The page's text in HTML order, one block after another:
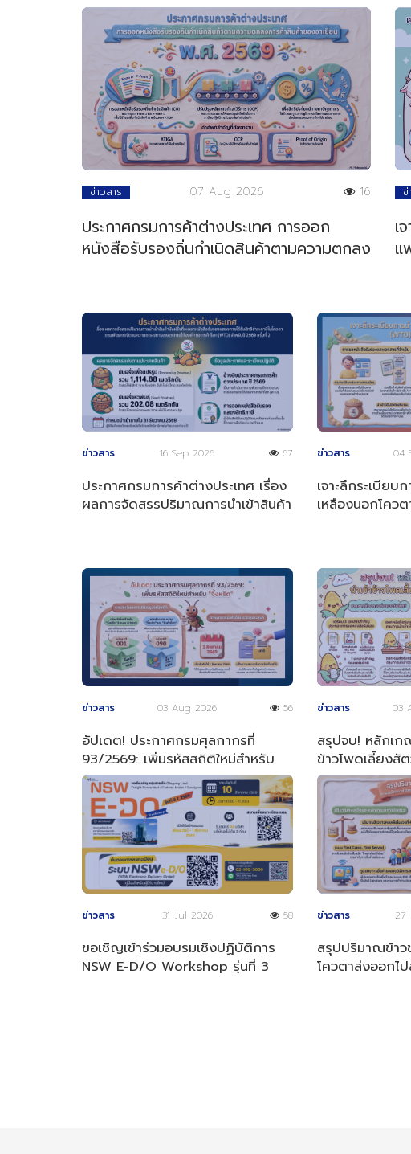
ข่าวสาร 07 Aug 2026 16
ประกาศกรมการค้าต่างประเทศ การออก
หนังสือรับรองถิ่นกำเนิดสินค้าตามความตกลง
เ
แ
ข่าวสาร 16 Sep 2026 67
ประกาศกรมการค้าต่างประเทศ เรื่อง
ผลการจัดสรรปริมาณการนำเข้าสินค้า
ข่าวสาร 04
เจาะลึกระเบียบ
เหลืองนอกโคว
ข่าวสาร 03 Aug 2026 56
อัปเดต! ประกาศกรมศุลกากรที่
93/2569: เพิ่มรหัสสถิติใหม่สำหรับ
"จิ้งหรีด"
ข่าวสาร 03
สรุปจบ! หลักเก
ข้าวโพดเลี้ยงสั
ง่าย
ข่าวสาร 31 Jul 2026 58
ขอเชิญเข้าร่วมอบรมเชิงปฏิบัติการ
NSW E-D/O Workshop รุ่นที่ 3
ข่าวสาร 27
สรุปปริมาณข้าว
โควตาส่งออกไ